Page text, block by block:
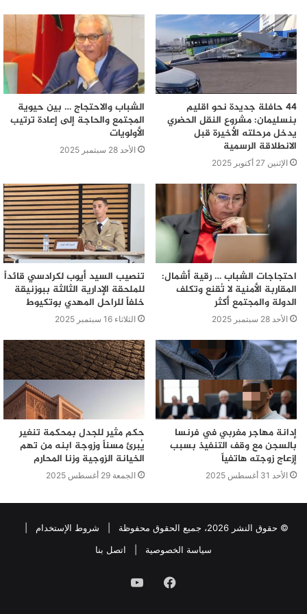
44 حافلة جديدة نحو اقليم
بنسليمان: مشروع النقل الحضري
يدخل مرحلته الأخيرة قبل
الانطلاقة الرسمية
الإثنين 27 أكتوبر 2025
الشباب والاحتجاج … بين حيوية
المجتمع والحاجة إلى إعادة ترتيب
الأولويات
الأحد 28 سبتمبر 2025
احتجاجات الشباب … رقية أشمال:
المقاربة الأمنية لا تُقنع وتكلف
الدولة والمجتمع أكثر
الأحد 28 سبتمبر 2025
تنصيب السيد أيوب لكرادسي قائداً
للملحقة الإدارية الثالثة ببوزنيقة
خلفاً للراحل المهدي بوتكيوط
الثلاثاء 16 سبتمبر 2025
إدانة مهاجر مغربي في فرنسا
بالسجن مع وقف التنفيذ بسبب
إزعاج زوجته هاتفياً
الأحد 31 أغسطس 2025
حكم مثير للجدل بمحكمة تنغير
يُبرئ مسناً وزوجة ابنه من تهم
الخيانة الزوجية وزنا المحارم
الجمعة 29 أغسطس 2025
© حقوق النشر 2026، جميع الحقوق محفوظة | شروط الإستخدام
سياسة الخصوصية
اتصل بنا
فيسبوكيوتيوب